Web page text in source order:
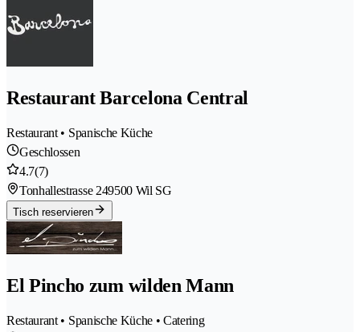
Restaurant Barcelona Central
Restaurant • Spanische Küche
Geschlossen
4.7(7)
Tonhallestrasse 249500 Wil SG
Tisch reservieren
El Pincho zum wilden Mann
Restaurant • Spanische Küche • Catering